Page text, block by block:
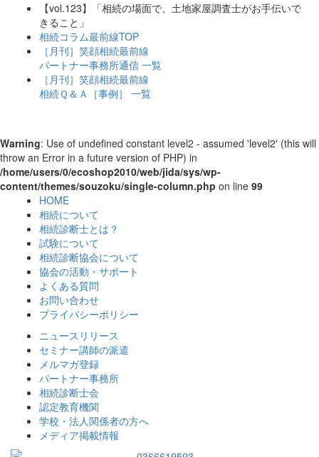
【vol.123】「相続の場面で、土地家屋調査士がお手伝いで
きること」
相続コラム最前線TOP
［月刊］笑顔相続最前線
パートナー事務所通信 一覧
［月刊］笑顔相続最前線
相続Ｑ＆Ａ［事例］ 一覧
Warning: Use of undefined constant level2 - assumed 'level2' (this will
throw an Error in a future version of PHP) in
/home/users/0/ecoshop2010/web/jida/sys/wp-
content/themes/souzoku/single-column.php on line 99
HOME
相続について
相続診断士とは？
試験について
相続診断協会について
協会の活動・サポート
よくある質問
お問い合わせ
プライバシーポリシー
ニュースリリース
セミナー講師の派遣
メルマガ登録
パートナー事務所
相続診断士会
認定教育機関
学校・法人関係者の方へ
メディア掲載情報